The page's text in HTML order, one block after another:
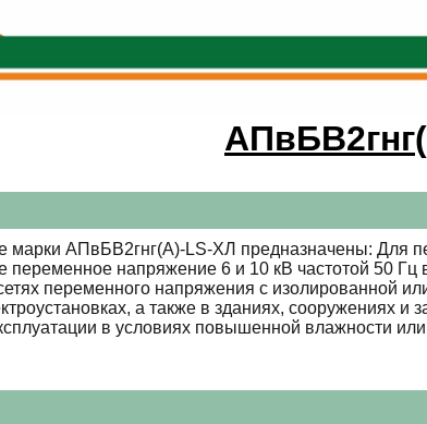
марки АПвБВ2гнг(А)-LS-ХЛ предназначены: Для
переменное напряжение 6 и 10 кВ частотой 50 Гц
переменного напряжения с изолированной
а также в зданиях, сооружениях
в условиях повышенной влажности